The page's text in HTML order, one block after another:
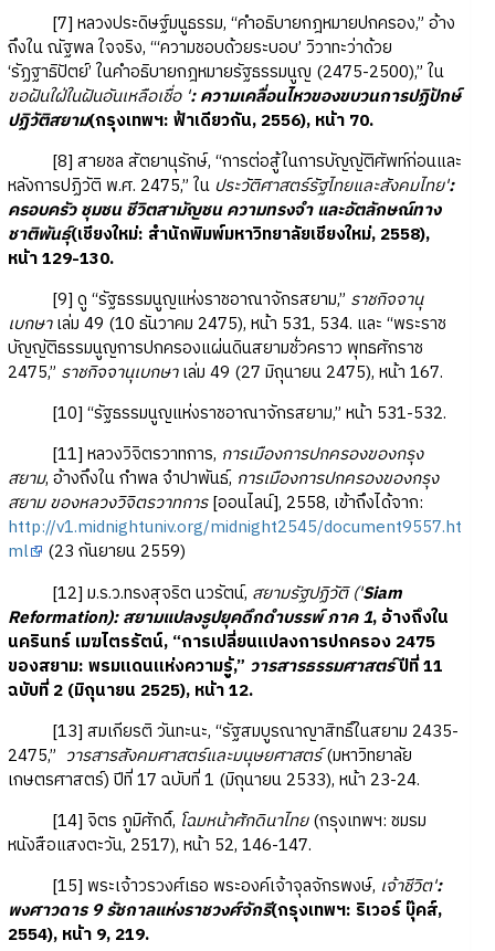
[7] หลวงประดิษฐ์มนูธรรม, “คำอธิบายกฎหมายปกครอง,” อ้าง
ถึงใน ณัฐพล ใจจริง, “‘ความชอบด้วยระบอบ’ วิวาทะว่าด้วย
‘รัฏฐาธิปัตย์’ ในคำอธิบายกฎหมายรัฐธรรมนูญ (2475-2500),” ใน
ขอฝันใฝ่ในฝันอันเหลือเชื่อ ': ความเคลื่อนไหวของขบวนการปฏิปักษ์
ปฏิวัติสยาม(กรุงเทพฯ: ฟ้าเดียวกัน, 2556), หน้า 70.
[8] สายชล สัตยานุรักษ์, “การต่อสู้ในการบัญญัติศัพท์ก่อนและ
หลังการปฏิวัติ พ.ศ. 2475,” ใน ประวัติศาสตร์รัฐไทยและสังคมไทย':
ครอบครัว ชุมชน ชีวิตสามัญชน ความทรงจำ และอัตลักษณ์ทาง
ชาติพันธุ์(เชียงใหม่: สำนักพิมพ์มหาวิทยาลัยเชียงใหม่, 2558),
หน้า 129-130.
[9] ดู “รัฐธรรมนูญแห่งราชอาณาจักรสยาม,” ราชกิจจานุ
เบกษาเล่ม 49 (10 ธันวาคม 2475), หน้า 531, 534. และ “พระราช
บัญญัติธรรมนูญการปกครองแผ่นดินสยามชั่วคราว พุทธศักราช
2475,” ราชกิจจานุเบกษาเล่ม 49 (27 มิถุนายน 2475), หน้า 167.
[10] “รัฐธรรมนูญแห่งราชอาณาจักรสยาม,” หน้า 531-532.
[11] หลวงวิจิตรวาทการ, การเมืองการปกครองของกรุง
สยาม, อ้างถึงใน กำพล จำปาพันธ์, การเมืองการปกครองของกรุง
สยาม ของหลวงวิจิตรวาทการ[ออนไลน์], 2558, เข้าถึงได้จาก:
http://v1.midnightuniv.org/midnight2545/document9557.ht
ml
(23 กันยายน 2559)
[12] ม.ร.ว.ทรงสุจริต นวรัตน์, สยามรัฐปฏิวัติ ('Siam
Reformation): สยามแปลงรูปยุคดึกดำบรรพ์ ภาค 1, อ้างถึงใน
นครินทร์ เมฆไตรรัตน์, “การเปลี่ยนแปลงการปกครอง 2475
ของสยาม: พรมแดนแห่งความรู้,” วารสารธรรมศาสตร์ปีที่ 11
ฉบับที่ 2 (มิถุนายน 2525), หน้า 12.
[13] สมเกียรติ วันทะนะ, “รัฐสมบูรณาญาสิทธิ์ในสยาม 2435-
2475,” วารสารสังคมศาสตร์และมนุษยศาสตร์(มหาวิทยาลัย
เกษตรศาสตร์) ปีที่ 17 ฉบับที่ 1 (มิถุนายน 2533), หน้า 23-24.
[14] จิตร ภูมิศักดิ์, โฉมหน้าศักดินาไทย(กรุงเทพฯ: ชมรม
หนังสือแสงตะวัน, 2517), หน้า 52, 146-147.
[15] พระเจ้าวรวงศ์เธอ พระองค์เจ้าจุลจักรพงษ์, เจ้าชีวิต':
พงศาวดาร 9 รัชกาลแห่งราชวงศ์จักรี(กรุงเทพฯ: ริเวอร์ บุ๊คส์,
2554), หน้า 9, 219.